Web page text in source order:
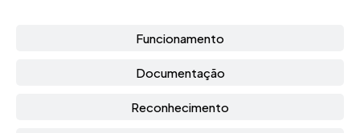
Funcionamento
Documentação
Reconhecimento